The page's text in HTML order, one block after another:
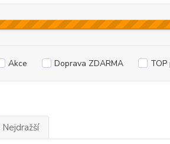
Akce Doprava ZDARMA
Nejdražší